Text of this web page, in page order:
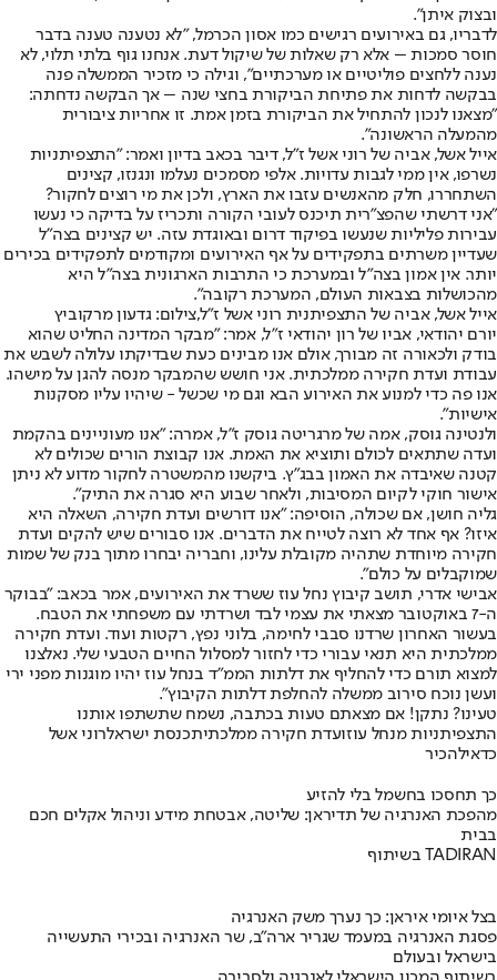
ובצוק איתן".
לדבריו, גם באירועים רגישים כמו אסון הכרמל, "לא נטענה טענה בדבר
חוסר סמכות – אלא רק שאלות של שיקול דעת. אנחנו גוף בלתי תלוי, לא
נענה ללחצים פוליטיים או מערכתיים", וגילה כי מזכיר הממשלה פנה
בבקשה לדחות את פתיחת הביקורת בחצי שנה – אך הבקשה נדחתה:
"מצאנו לנכון להתחיל את הביקורת בזמן אמת. זו אחריות ציבורית
מהמעלה הראשונה".
אייל אשל, אביה של רוני אשל ז"ל, דיבר בכאב בדיון ואמר: "התצפיתניות
נשרפו, אין ממי לגבות עדויות. אלפי מסמכים נעלמו ונגנזו, קצינים
השתחררו, חלק מהאנשים עזבו את הארץ, ולכן את מי רוצים לחקור?
"אני דרשתי שהפצ"רית תיכנס לעובי הקורה ותכריז על בדיקה כי נעשו
עבירות פליליות שנעשו בפיקוד דרום ובאוגדת עזה. יש קצינים בצה"ל
שעדיין משרתים בתפקידים על אף האירועים ומקודמים לתפקידים בכירים
יותר. אין אמון בצה"ל ובמערכת כי התרבות הארגונית בצה"ל היא
מהכושלות בצבאות העולם, המערכת רקובה".
אייל אשל, אביה של התצפיתנית רוני אשל ז"ל,צילום: גדעון מרקוביץ
יורם יהודאי, אביו של רון יהודאי ז"ל, אמר: "מבקר המדינה החליט שהוא
בודק ולכאורה זה מבורך, אולם אנו מבינים כעת שבדיקתו עלולה לשבש את
עבודת ועדת חקירה ממלכתית. אני חושש שהמבקר מנסה להגן על מישהו.
אנו פה כדי למנוע את האירוע הבא וגם מי שכשל - שיהיו עליו מסקנות
אישיות".
ולנטינה גוסק, אמה של מרגריטה גוסק ז"ל, אמרה: "אנו מעוניינים בהקמת
ועדה שתתאים לכולם ותוציא את האמת. אנו קבוצת הורים שכולים לא
קטנה שאיבדה את האמון בבג"ץ. ביקשנו מהמשטרה לחקור מדוע לא ניתן
אישור חוקי לקיום המסיבות, ולאחר שבוע היא סגרה את התיק".
גליה חושן, אם שכולה, הוסיפה: "אנו דורשים ועדת חקירה, השאלה היא
איזו? אף אחד לא רוצה לטייח את הדברים. אנו סבורים שיש להקים ועדת
חקירה מיוחדת שתהיה מקובלת עלינו, וחבריה יבחרו מתוך בנק של שמות
שמוקבלים על כולם".
אבישי אדרי, תושב קיבוץ נחל עוז ששרד את האירועים, אמר בכאב: "בבוקר
ה-7 באוקטובר מצאתי את עצמי לבד ושרדתי עם משפחתי את הטבח.
בעשור האחרון שרדנו סבבי לחימה, בלוני נפץ, רקטות ועוד. ועדת חקירה
ממלכתית היא תנאי עבורי כדי לחזור למסלול החיים הטבעי שלי. נאלצנו
למצוא תורם כדי להחליף את דלתות הממ"ד בנחל עוז יהיו מוגנות מפני ירי
ועשן נוכח סירוב ממשלה להחלפת דלתות הקיבוץ".
טעינו? נתקן! אם מצאתם טעות בכתבה, נשמח שתשתפו אותנו
התצפיתניות מנחל עוזועדת חקירה ממלכתיתכנסת ישראלרוני אשל
כדאילהכיר
כך תחסכו בחשמל בלי להזיע
מהפכת האנרגיה של תדיראן: שליטה, אבטחת מידע וניהול אקלים חכם
בבית
בשיתוף TADIRAN
בצל איומי איראן: כך נערך משק האנרגיה
פסגת האנרגיה במעמד שגריר ארה"ב, שר האנרגיה ובכירי התעשייה
בישראל ובעולם